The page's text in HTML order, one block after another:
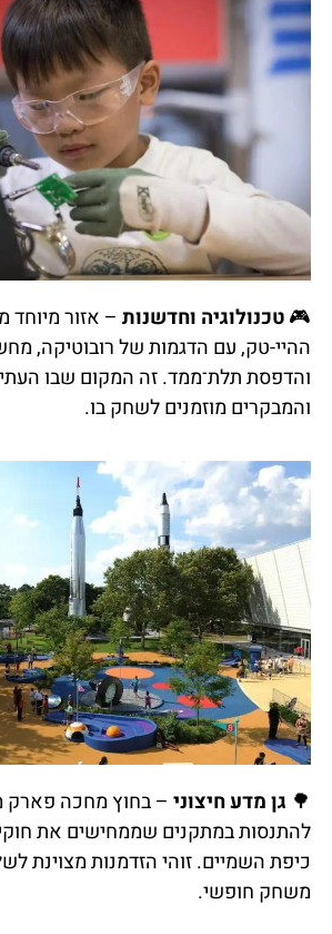
🎮טכנולוגיה וחדשנות– אזור מיוחד
ההיי-טק, עם הדגמות של רובוטיקה,
והדפסת תלת־ממד. זה המקום שבו
והמבקרים מוזמנים לשחק בו.
🌳 גן מדע חיצוני– בחוץ מחכה פארק
להתנסות במתקנים שממחישים את
כיפת השמיים. זוהי הזדמנות מצוינת
משחק חופשי.